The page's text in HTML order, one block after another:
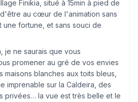
Finikia, situé à 15min à pied de
au cœur de l'animation sans
une fortune, et sans souci de
je ne saurais que vous
promener au gré de vos envies
maisons blanches aux toits bleus,
imprenable sur la Caldeira, des
privées… la vue est très belle et le